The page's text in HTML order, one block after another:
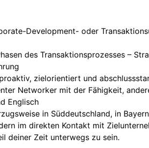
Development- oder
des Transaktionsprozesses –
zielorientiert und
Networker mit der Fähigkeit,
Englisch
in Süddeutschland, in
im direkten Kontakt mit
deiner Zeit unterwegs zu sein.